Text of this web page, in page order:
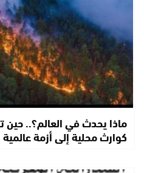
ماذا يحدث في العالم؟.. حين
كوارث محلية إلى أزمة عالمية